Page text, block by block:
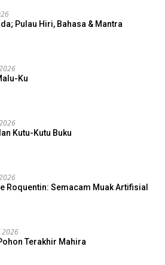
Pulau Hiri, Bahasa & Mantra
Ku
Kutu-Kutu Buku
Roquentin: Semacam Muak Artifisial
2026
Terakhir Mahira